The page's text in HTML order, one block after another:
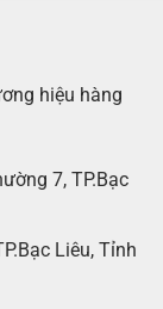
hiệu hàng
7, TP.Bạc
Liêu, Tỉnh